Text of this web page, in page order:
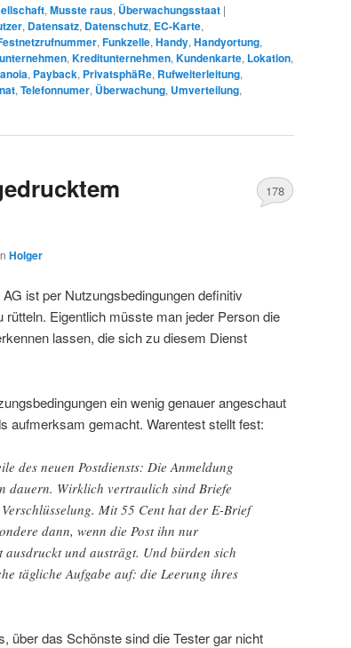
, Musste raus, Überwachungsstaat |
, Datensatz, Datenschutz, EC-Karte,
, Funkzelle, Handy, Handyortung,
, Kreditunternehmen, Kundenkarte, Lokation,
, Payback, PrivatsphäRe, Rufweiterleitung,
, Telefonnumer, Überwachung, Umverteilung,
Holger
178
ist per Nutzungsbedingungen definitiv
Eigentlich müsste man jeder Person die
lassen, die sich zu diesem Dienst
ein wenig genauer angeschaut
aufmerksam gemacht. Warentest stellt fest:
des neuen Postdiensts: Die Anmeldung
dauern. Wirklich vertraulich sind Briefe
Mit 55 Cent hat der E-Brief
dann, wenn die Post ihn nur
und austrägt. Und bürden sich
tägliche Aufgabe auf: die Leerung ihres
über das Schönste sind die Tester gar nicht